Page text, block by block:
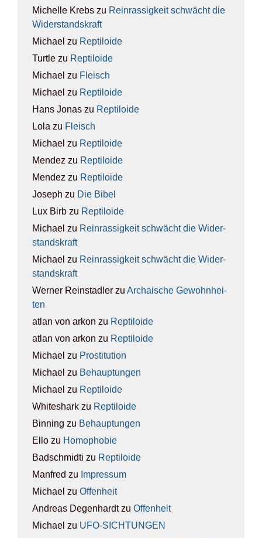
Michelle Krebs zu Rein­ras­sig­keit schwächt die
Wider­stands­kraft
Michael zu Rep­ti­lo­ide
Turtle zu Rep­ti­lo­ide
Michael zu Fleisch
Michael zu Rep­ti­lo­ide
Hans Jonas zu Rep­ti­lo­ide
Lola zu Fleisch
Michael zu Rep­ti­lo­ide
Mendez zu Rep­ti­lo­ide
Mendez zu Rep­ti­lo­ide
Joseph zu Die Bibel
Lux Birb zu Rep­ti­lo­ide
Michael zu Rein­ras­sig­keit schwächt die Wider­
stands­kraft
Michael zu Rein­ras­sig­keit schwächt die Wider­
stands­kraft
Werner Reinstadler zu Archai­sche Gewohn­hei­
ten
atlan von arkon zu Rep­ti­lo­ide
atlan von arkon zu Rep­ti­lo­ide
Michael zu Pro­sti­tu­ti­on
Michael zu Behaup­tun­gen
Michael zu Rep­ti­lo­ide
Whiteshark zu Rep­ti­lo­ide
Binning zu Behaup­tun­gen
Ello zu Homo­pho­bie
Badschmidti zu Rep­ti­lo­ide
Manfred zu Impres­sum
Michael zu Offen­heit
Andreas Degenhardtzu Offen­heit
Michael zu UFO-SICH­TUN­GEN